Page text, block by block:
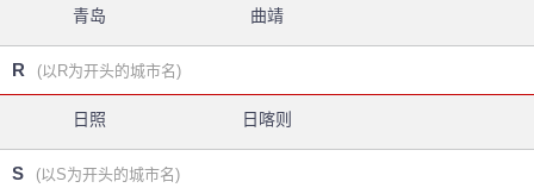
青岛 曲靖
R (以R为开头的城市名)
日照 日喀则
S (以S为开头的城市名)